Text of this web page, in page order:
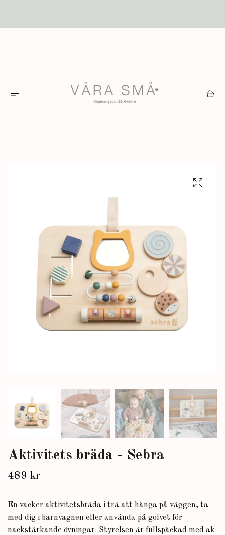
Aktivitets bräda - Sebra
489 kr
En vacker aktivitetsbräda i trä att hänga på väggen, ta
med dig i barnvagnen eller använda på golvet för
nackstärkande övningar. Styrelsen är fullspäckad med ak